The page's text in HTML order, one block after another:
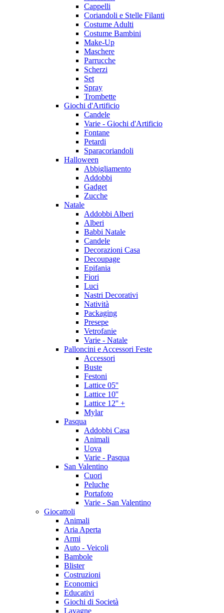
Cappelli
Coriandoli e Stelle Filanti
Costume Adulti
Costume Bambini
Make-Up
Maschere
Parrucche
Scherzi
Set
Spray
Trombette
Giochi d'Artificio
Candele
Varie - Giochi d'Artificio
Fontane
Petardi
Sparacoriandoli
Halloween
Abbigliamento
Addobbi
Gadget
Zucche
Natale
Addobbi Alberi
Alberi
Babbi Natale
Candele
Decorazioni Casa
Decoupage
Epifania
Fiori
Luci
Nastri Decorativi
Natività
Packaging
Presepe
Vetrofanie
Varie - Natale
Palloncini e Accessori Feste
Accessori
Buste
Festoni
Lattice 05''
Lattice 10''
Lattice 12'' +
Mylar
Pasqua
Addobbi Casa
Animali
Uova
Varie - Pasqua
San Valentino
Cuori
Peluche
Portafoto
Varie - San Valentino
Giocattoli
Animali
Aria Aperta
Armi
Auto - Veicoli
Bambole
Blister
Costruzioni
Economici
Educativi
Giochi di Società
Lavagne